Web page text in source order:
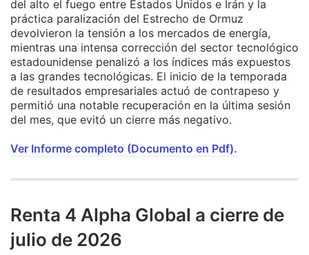
del alto el fuego entre Estados Unidos e Irán y la
práctica paralización del Estrecho de Ormuz
devolvieron la tensión a los mercados de energía,
mientras una intensa corrección del sector tecnológico
estadounidense penalizó a los índices más expuestos
a las grandes tecnológicas. El inicio de la temporada
de resultados empresariales actuó de contrapeso y
permitió una notable recuperación en la última sesión
del mes, que evitó un cierre más negativo.
Ver Informe completo (Documento en Pdf).
Renta 4 Alpha Global a cierre de
julio de 2026